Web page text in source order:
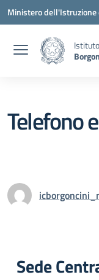
Vai ai contenuti
Vai al menu di navigazione
Vai al footer
Ministero dell'Istruzione
Telefono
Sede